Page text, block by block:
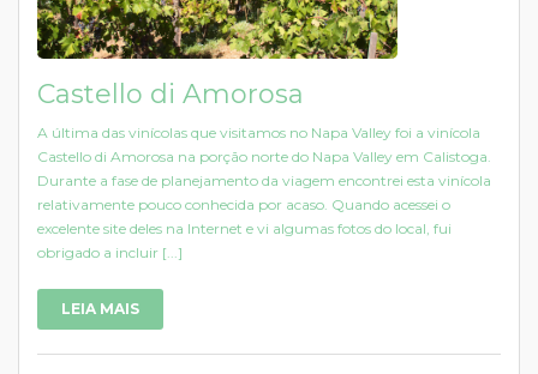
Castello di Amorosa
A última das vinícolas que visitamos no Napa Valley foi a vinícola
Castello di Amorosa na porção norte do Napa Valley em Calistoga.
Durante a fase de planejamento da viagem encontrei esta vinícola
relativamente pouco conhecida por acaso. Quando acessei o
excelente site deles na Internet e vi algumas fotos do local, fui
obrigado a incluir [...]
LEIA MAIS